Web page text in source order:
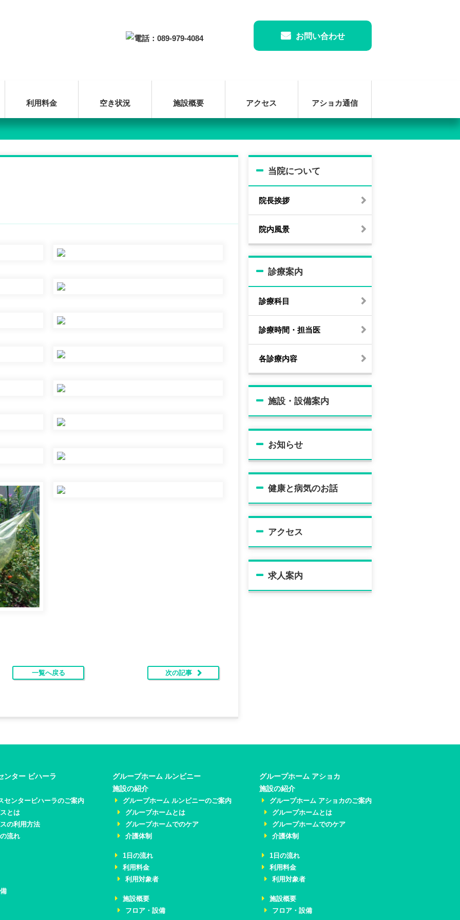
お問い合わせ
利用料金 空き状況 施設概要 アクセス アショカ通信
一覧へ戻る 次の記事
当院について
院長挨拶
院内風景
診療案内
診療科目
診療時間・担当医
各診療内容
施設・設備案内
お知らせ
健康と病気のお話
アクセス
求人案内
ンター ビハーラ
センタービハーラのご案内
とは
の利用方法
流れ
グループホーム ルンビニー
施設の紹介
グループホーム ルンビニーのご案内
グループホームとは
グループホームでのケア
介護体制
1日の流れ
利用料金
利用対象者
施設概要
フロア・設備
グループホーム アショカ
施設の紹介
グループホーム アショカのご案内
グループホームとは
グループホームでのケア
介護体制
1日の流れ
利用料金
利用対象者
施設概要
フロア・設備